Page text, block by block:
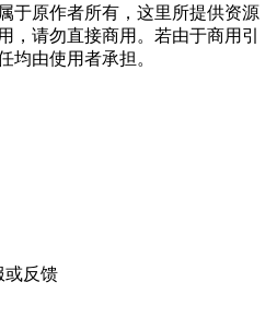
于原作者所有，这里所提供资源
，请勿直接商用。若由于商用引
均由使用者承担。
或反馈